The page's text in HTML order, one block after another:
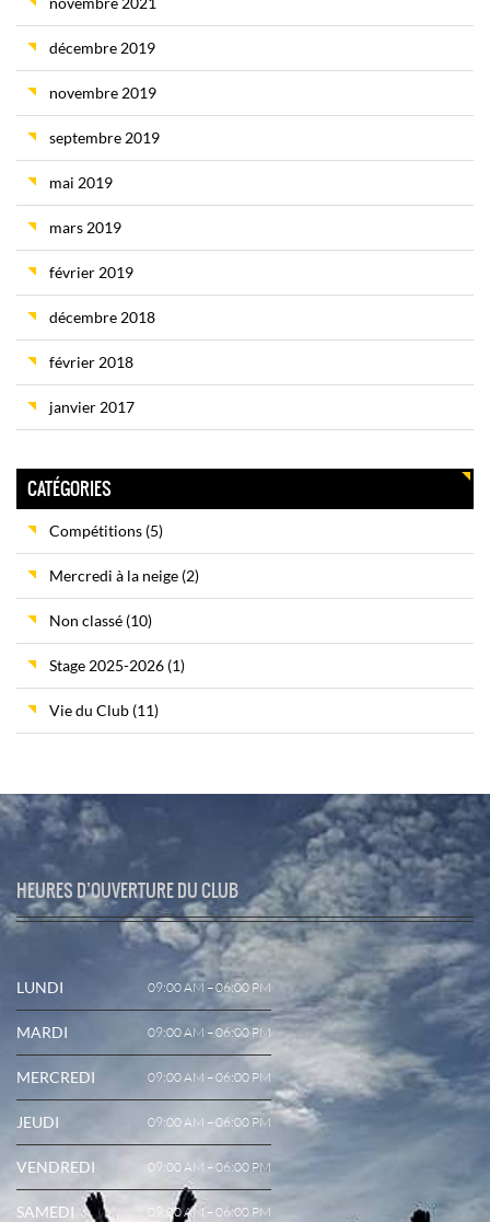
décembre 2019
novembre 2019
septembre 2019
mai 2019
mars 2019
février 2019
décembre 2018
février 2018
janvier 2017
CATÉGORIES
Compétitions (5)
Mercredi à la neige (2)
Non classé (10)
Stage 2025-2026 (1)
Vie du Club (11)
HEURES D’OUVERTURE DU CLUB
LUNDI 09:00 AM – 06:00 PM
MARDI 09:00 AM – 06:00 PM
MERCREDI 09:00 AM – 06:00 PM
JEUDI 09:00 AM – 06:00 PM
VENDREDI 09:00 AM – 06:00 PM
SAMEDI 09:00 AM – 06:00 PM